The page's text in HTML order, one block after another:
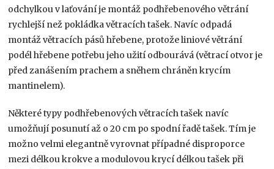
odchylkou v laťování je montáž podhřebenového větrání
rychlejší než pokládka větracích tašek. Navíc odpadá
montáž větracích pásů hřebene, protože liniové větrání
podél hřebene potřebu jeho užití odbourává (větrací otvor je
před zanášením prachem a sněhem chráněn krycím
mantinelem).
Některé typy podhřebenových větracích tašek navíc
umožňují posunutí až o 20 cm po spodní řadě tašek. Tím je
možno velmi elegantně vyrovnat případné disproporce
mezi délkou krokve a modulovou krycí délkou tašek při